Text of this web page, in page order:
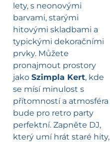
lety, s neonovými
barvami, starými
hitovými skladbami a
typickými dekoračními
prvky. Můžete
pronajmout prostory
jako Szimpla Kert, kde
se mísí minulost s
přítomností a atmosféra
bude pro retro party
perfektní. Zapněte DJ,
který umí hrát staré hity,